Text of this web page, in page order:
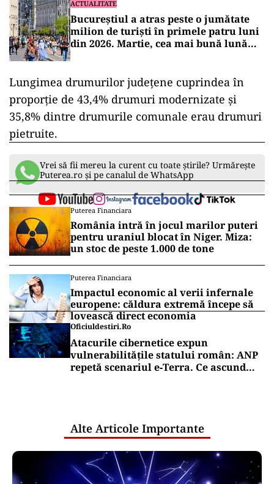
ACTUALITATE
Bucureștiul a atras peste o jumătate
milion de turiști în primele patru luni
din 2026. Martie, cea mai bună lună
Lungimea drumurilor judeţene cuprindea în
proporţie de 43,4% drumuri modernizate și
35,8% dintre drumurile comunale erau drumuri
pietruite.
Vrei să fii mereu la curent cu toate știrile? Urmărește
Puterea.ro și pe canalul de WhatsApp
Puterea Financiara
România intră în jocul marilor puteri
pentru uraniul blocat în Niger. Miza:
un stoc de peste 1.000 de tone
Puterea Financiara
Impactul economic al verii infernale
europene: căldura extremă începe să
lovească direct economia
Oficiuldestiri.ro
Atacurile cibernetice expun
vulnerabilitățile statului român: ANP
repetă scenariul e‑Terra. Ce ascund
Alte Articole Importante